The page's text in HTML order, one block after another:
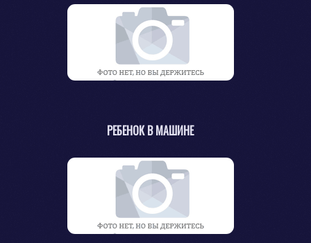
РЕБЕНОК В МАШИНЕ